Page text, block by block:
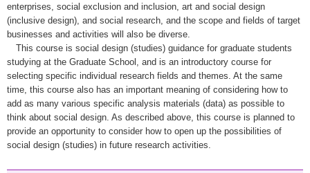
enterprises, social exclusion and inclusion, art and social design
(inclusive design), and social research, and the scope and fields of target
businesses and activities will also be diverse.
This course is social design (studies) guidance for graduate students
studying at the Graduate School, and is an introductory course for
selecting specific individual research fields and themes. At the same
time, this course also has an important meaning of considering how to
add as many various specific analysis materials (data) as possible to
think about social design. As described above, this course is planned to
provide an opportunity to consider how to open up the possibilities of
social design (studies) in future research activities.